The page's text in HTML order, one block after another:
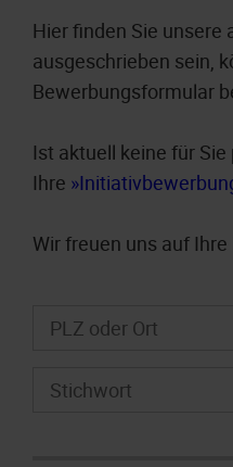
Hier finden Sie unsere
ausgeschrieben sein,
Bewerbungsformular
Ist aktuell keine für
Ihre
Wir freuen uns auf